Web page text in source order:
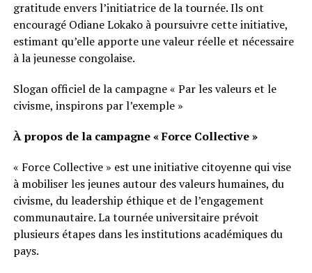
gratitude envers l’initiatrice de la tournée. Ils ont
encouragé Odiane Lokako à poursuivre cette initiative,
estimant qu’elle apporte une valeur réelle et nécessaire
à la jeunesse congolaise.
Slogan officiel de la campagne « Par les valeurs et le
civisme, inspirons par l’exemple »
À propos de la campagne « Force Collective »
« Force Collective » est une initiative citoyenne qui vise
à mobiliser les jeunes autour des valeurs humaines, du
civisme, du leadership éthique et de l’engagement
communautaire. La tournée universitaire prévoit
plusieurs étapes dans les institutions académiques du
pays.